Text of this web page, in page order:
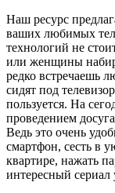
Наш ресурс
ваших любимых
технологий не
или женщины
редко встречаешь
сидят под
пользуется. На
проведением
Ведь это очень
смартфон, сесть в
квартире, нажать
интересный